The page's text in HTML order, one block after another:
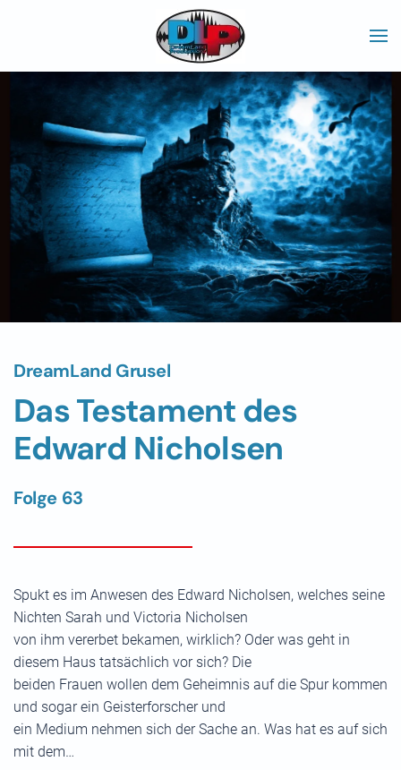
Skip to main content
DreamLand Grusel
Das Testament des
Edward Nicholsen
Folge 63
Spukt es im Anwesen des Edward Nicholsen, welches seine
Nichten Sarah und Victoria Nicholsen
von ihm vererbet bekamen, wirklich? Oder was geht in
diesem Haus tatsächlich vor sich? Die
beiden Frauen wollen dem Geheimnis auf die Spur kommen
und sogar ein Geisterforscher und
ein Medium nehmen sich der Sache an. Was hat es auf sich
mit dem…